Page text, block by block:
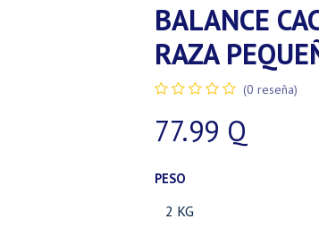
BALANCE
RAZA
(0 reseña)
77.99 Q
PESO